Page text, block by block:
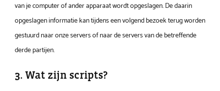
van je computer of ander apparaat wordt opgeslagen. De daarin
opgeslagen informatie kan tijdens een volgend bezoek terug worden
gestuurd naar onze servers of naar de servers van de betreffende
derde partijen.
3. Wat zijn scripts?